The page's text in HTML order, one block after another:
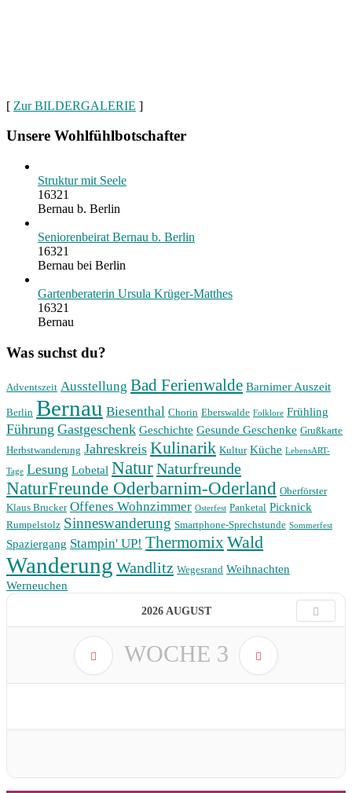
[ Zur BILDERGALERIE ]
Unsere Wohlfühlbotschafter
Struktur mit Seele
16321
Bernau b. Berlin
Seniorenbeirat Bernau b. Berlin
16321
Bernau bei Berlin
Gartenberaterin Ursula Krüger-Matthes
16321
Bernau
Was suchst du?
Adventszeit Ausstellung Bad Ferienwalde Barnimer Auszeit
Berlin Bernau Biesenthal Chorin Eberswalde Folklore Frühling
Führung Gastgeschenk Geschichte Gesunde Geschenke Grußkarte
Herbstwanderung Jahreskreis Kulinarik Kultur Küche LebensART-
Tage Lesung Lobetal NaturNaturfreunde
NaturFreunde Oderbarnim-Oderland Oberförster
Klaus Brucker Offenes Wohnzimmer Osterfest Panketal Picknick
Rumpelstolz Sinneswanderung Smartphone-Sprechstunde Sommerfest
Spaziergang Stampin' UP! ThermomixWald
Wanderung Wandlitz Wegesrand Weihnachten
Werneuchen
2026 AUGUST
WOCHE 3